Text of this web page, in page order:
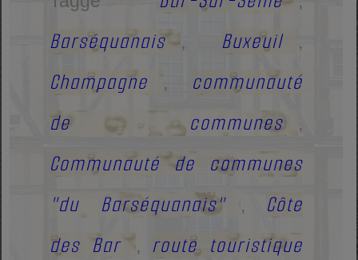
Barséquanais , Buxeuil ,
Champagne , communauté
de communes
,
Communauté de communes
"du Barséquanais"
, Côte
des Bar
, route touristique